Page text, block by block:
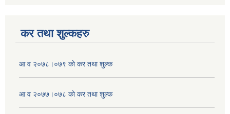
कर तथा शुल्कहरु
आ व २०७८।०७९ काे कर तथा शुल्क
आ व २०७७।०७८ काे कर तथा शुल्क